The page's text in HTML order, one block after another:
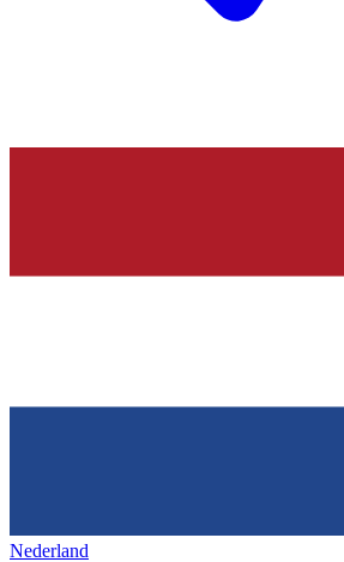
Nederland